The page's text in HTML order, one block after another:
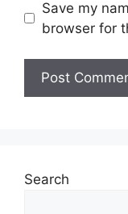
Save my
browser for
Search